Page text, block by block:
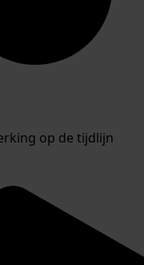
op de tijdlijn